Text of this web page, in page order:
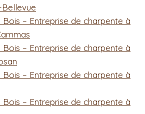
Bellevue
Bois – Entreprise de charpente à
Bois – Entreprise de charpente à
Bois – Entreprise de charpente à
Bois – Entreprise de charpente à